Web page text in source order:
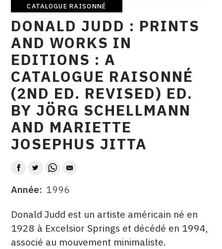
CGU
CGV
SUIVEZ-NOUS
INSTAGRAM
FACEBOOK
TWITTER
PINTEREST
Catalogue
raisonné
CATALOGUE RAISONNÉ
DONALD JUDD : PRINTS
AND WORKS IN
EDITIONS : A
CATALOGUE RAISONNÉ
(2ND ED. REVISED) ED.
BY JÖRG SCHELLMANN
AND MARIETTE
JOSEPHUS JITTA
AUTEUR
DATE
Année 1996
DESCRITPTION
Donald Judd est un artiste américain né en
1928 à Excelsior Springs et décédé en 1994,
associé au mouvement minimaliste.